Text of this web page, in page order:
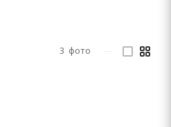
3 фото